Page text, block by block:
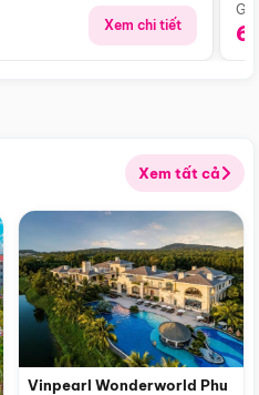
Xem chi tiết
Xem tất cả
Vinpearl Wonderworld Phu